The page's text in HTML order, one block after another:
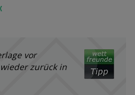
vor
zurück in